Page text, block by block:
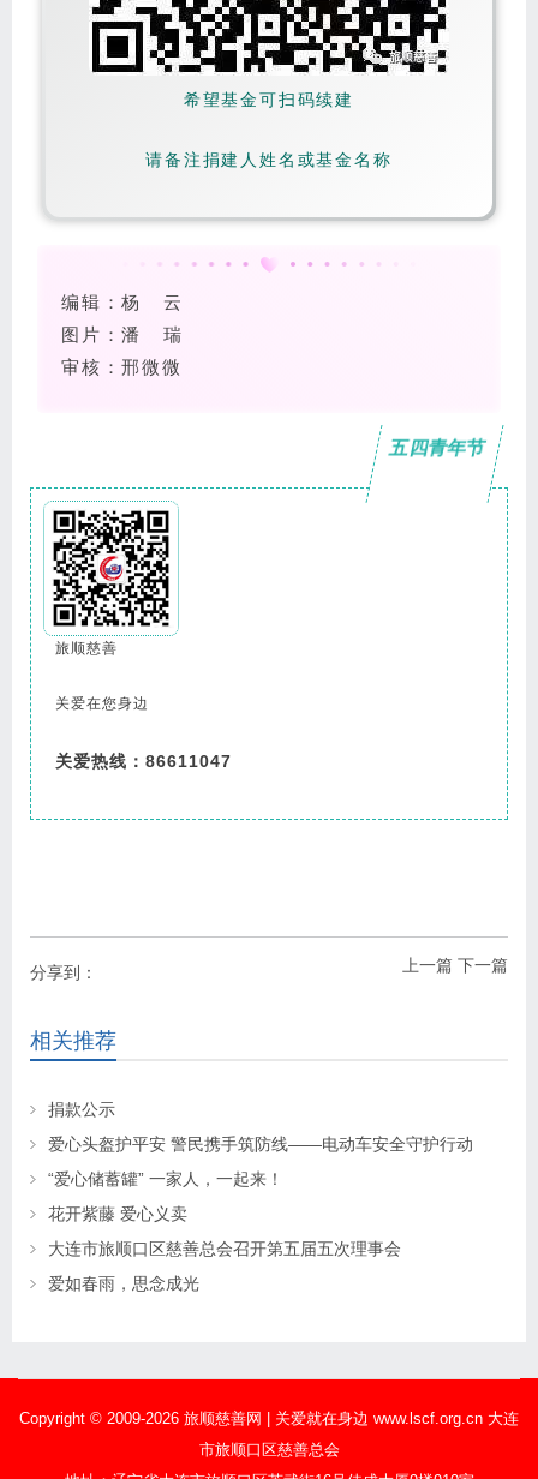
希望基金可扫码续建
请备注捐建人姓名或基金名称
编辑：杨 云
图片 ：潘
瑞
审核：邢微微
五四青年节
旅顺慈善
关爱在您身边
关爱热线：86611047
上一篇 下一篇
分享到：
相关推荐
捐款公示
爱心头盔护平安 警民携手筑防线——电动车安全守护行动
“爱心储蓄罐” 一家人，一起来！
花开紫藤 爱心义卖
大连市旅顺口区慈善总会召开第五届五次理事会
爱如春雨，思念成光
Copyright © 2009-2026 旅顺慈善网 | 关爱就在身边 www.lscf.org.cn 大连
市旅顺口区慈善总会